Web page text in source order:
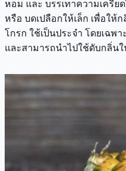
หอม และ บรรเทาความเครีย
หรือ บดเปลือกให้เล็ก เพื่อให้
โกรก ใช้เป็นประจำ โดยเฉพ
และสามารถนำไปใช้ดับกลิ่น